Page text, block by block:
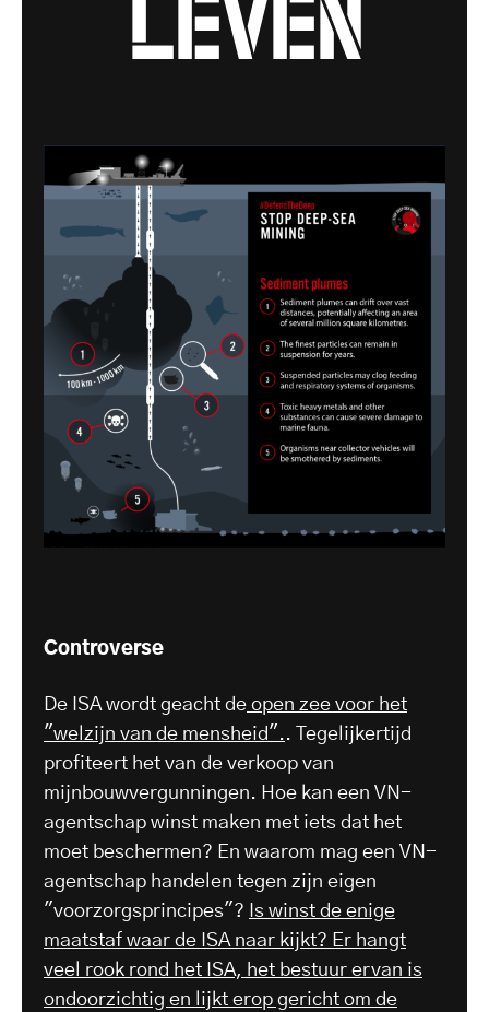
Controverse
De ISA wordt geacht de open zee voor het
"welzijn van de mensheid".. Tegelijkertijd
profiteert het van de verkoop van
mijnbouwvergunningen. Hoe kan een VN-
agentschap winst maken met iets dat het
moet beschermen? En waarom mag een VN-
agentschap handelen tegen zijn eigen
"voorzorgsprincipes"? Is winst de enige
maatstaf waar de ISA naar kijkt? Er hangt
veel rook rond het ISA, het bestuur ervan is
ondoorzichtig en lijkt erop gericht om de